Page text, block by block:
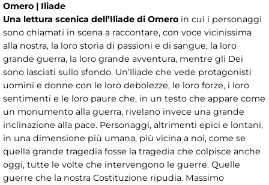
Omero | Iliade
Una lettura scenica dell’Iliade di Omero in cui i personaggi
sono chiamati in scena a raccontare, con voce vicinissima
alla nostra, la loro storia di passioni e di sangue, la loro
grande guerra, la loro grande avventura, mentre gli Dei
sono lasciati sullo sfondo. Un’Iliade che vede protagonisti
uomini e donne con le loro debolezze, le loro forze, i loro
sentimenti e le loro paure che, in un testo che appare come
un monumento alla guerra, rivelano invece una grande
inclinazione alla pace. Personaggi, altrimenti epici e lontani,
in una dimensione più umana, più vicina a noi, come se
quella grande tragedia fosse la tragedia che colpisce anche
oggi, tutte le volte che intervengono le guerre. Quelle
guerre che la nostra Costituzione ripudia. Massimo